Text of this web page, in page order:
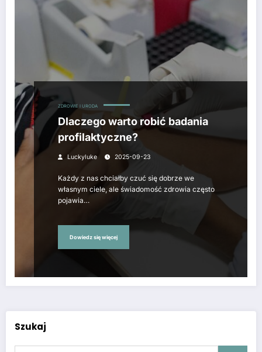
ZDROWIE I URODA
Dlaczego warto robić badania
profilaktyczne?
Luckyluke 2025-09-23
Każdy z nas chciałby czuć się dobrze we
własnym ciele, ale świadomość zdrowia często
pojawia…
Dowiedz się więcej
Szukaj